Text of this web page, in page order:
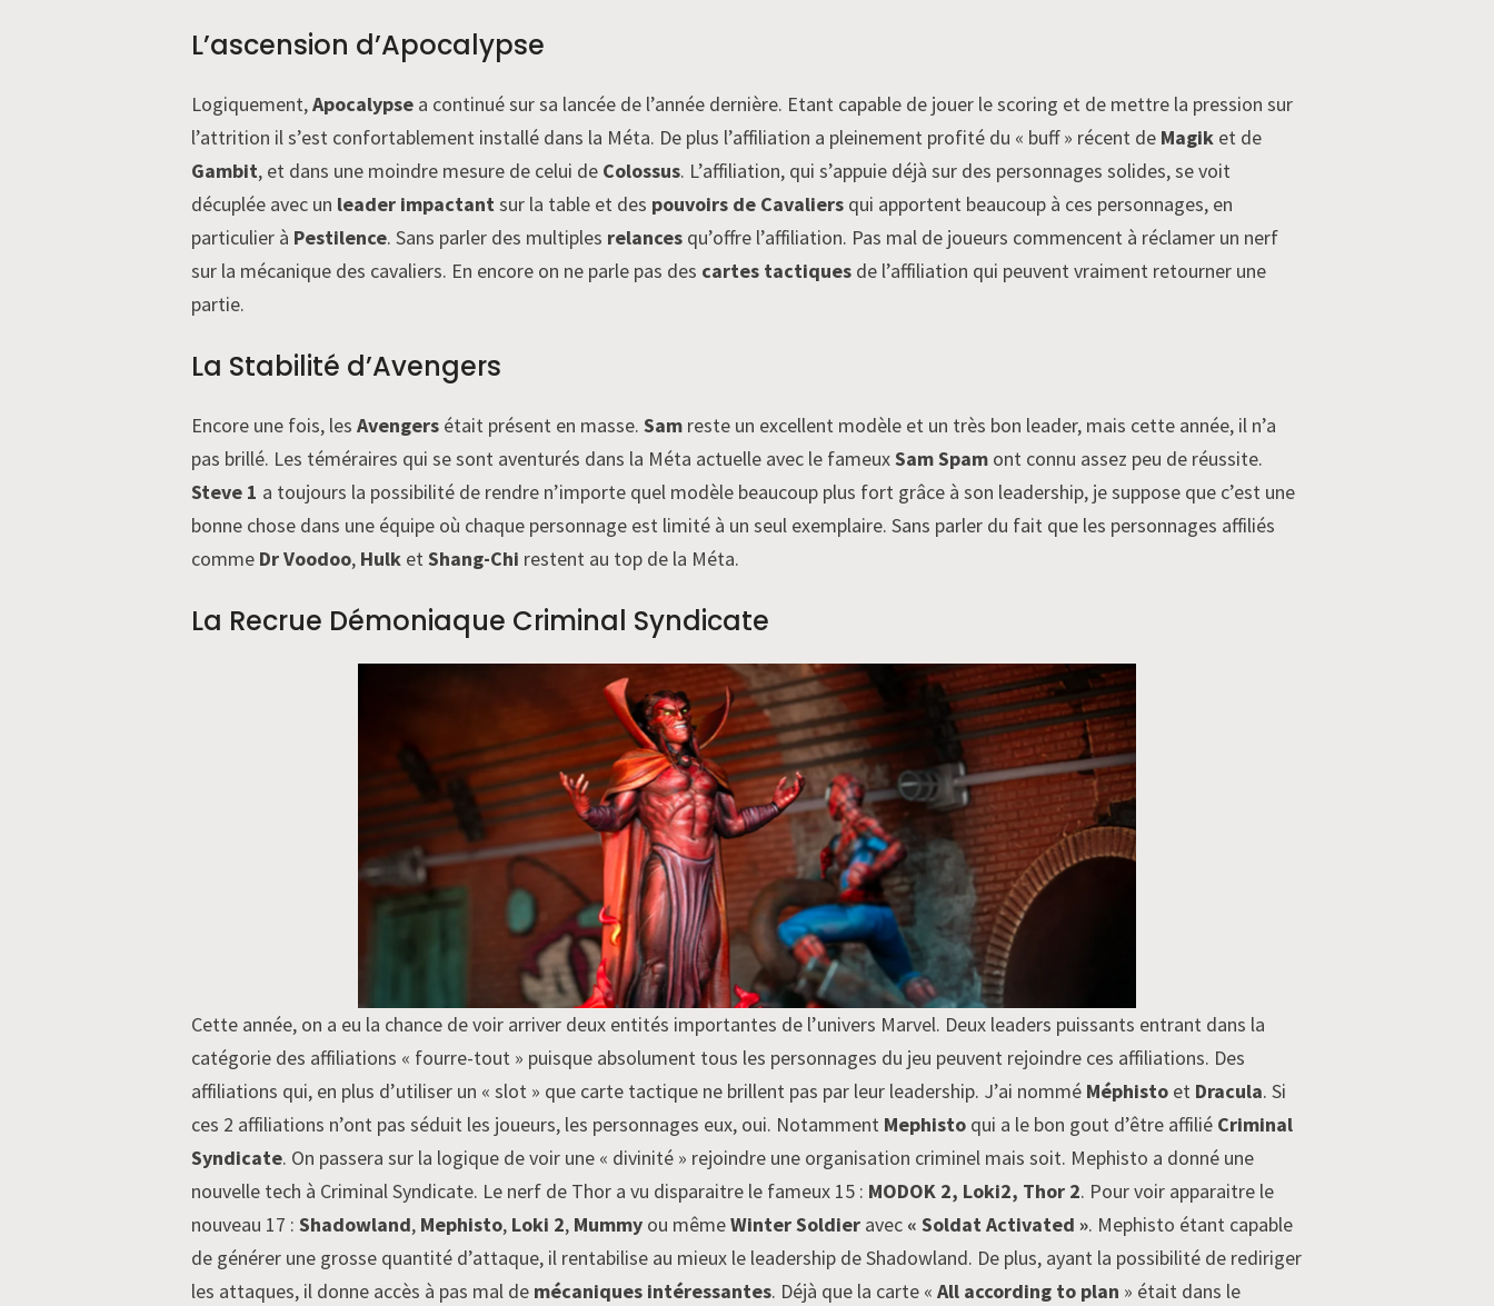
L’ascension d’Apocalypse
Logiquement,Apocalypse a continué sur sa lancée de l’année dernière. Etant capable de jouer le scoring et de mettre la pression sur
l’attrition il s’est confortablement installé dans la Méta. De plus l’affiliation a pleinement profité du « buff » récent de Magik et de
Gambit, et dans une moindre mesure de celui de Colossus. L’affiliation, qui s’appuie déjà sur des personnages solides, se voit
décuplée avec un leader impactant sur la table et des pouvoirs de Cavaliers qui apportent beaucoup à ces personnages, en
particulier à Pestilence. Sans parler des multiples relances qu’offre l’affiliation. Pas mal de joueurs commencent à réclamer un nerf
sur la mécanique des cavaliers. En encore on ne parle pas des cartes tactiques de l’affiliation qui peuvent vraiment retourner une
partie.
La Stabilité d’Avengers
Encore une fois, les Avengers était présent en masse. Sam reste un excellent modèle et un très bon leader, mais cette année, il n’a
pas brillé. Les téméraires qui se sont aventurés dans la Méta actuelle avec le fameuxSam Spam ont connu assez peu de réussite.
Steve 1 a toujours la possibilité de rendre n’importe quel modèle beaucoup plus fort grâce à son leadership, je suppose que c’est une
bonne chose dans une équipe où chaque personnage est limité à un seul exemplaire. Sans parler du fait que les personnages affiliés
comme Dr Voodoo, Hulk et Shang-Chi restent au top de la Méta.
La Recrue Démoniaque Criminal Syndicate
Cette année, on a eu la chance de voir arriver deux entités importantes de l’univers Marvel. Deux leaders puissants entrant dans la
catégorie des affiliations « fourre-tout » puisque absolument tous les personnages du jeu peuvent rejoindre ces affiliations. Des
affiliations qui, en plus d’utiliser un « slot » que carte tactique ne brillent pas par leur leadership. J’ai nommé Méphisto et Dracula. Si
ces 2 affiliations n’ont pas séduit les joueurs, les personnages eux, oui. Notamment Mephisto qui a le bon gout d’être affilié Criminal
Syndicate. On passera sur la logique de voir une « divinité » rejoindre une organisation criminel mais soit. Mephisto a donné une
nouvelle tech à Criminal Syndicate. Le nerf de Thor a vu disparaitre le fameux 15 : MODOK 2, Loki2, Thor 2. Pour voir apparaitre le
nouveau 17 : Shadowland, Mephisto, Loki 2, Mummy ou mêmeWinter Soldier avec « Soldat Activated ». Mephisto étant capable
de générer une grosse quantité d’attaque, il rentabilise au mieux le leadership de Shadowland. De plus, ayant la possibilité de rediriger
les attaques, il donne accès à pas mal de mécaniques intéressantes. Déjà que la carte « All according to plan » était dans le